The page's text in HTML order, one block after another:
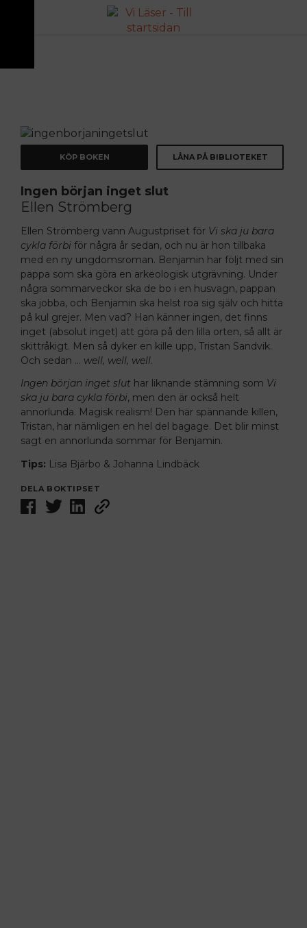
ANNONS
KÖP BOKEN LÅNA PÅ BIBLIOTEKET
Ingen början inget slut
Ellen Strömberg
Ellen Strömberg vann Augustpriset för Vi ska ju bara
cykla förbi för några år sedan, och nu är hon tillbaka
med en ny ungdomsroman. Benjamin har följt med sin
pappa som ska göra en arkeologisk utgrävning. Under
några sommarveckor ska de bo i en husvagn, pappan
ska jobba, och Benjamin ska helst roa sig själv och hitta
på kul grejer. Men vad? Han känner ingen, det finns
inget (absolut inget) att göra på den lilla orten, så allt är
skittråkigt. Men så dyker en kille upp, Tristan Sandvik.
Och sedan … well, well, well.
Ingen början inget slut har liknande stämning som Vi
ska ju bara cykla förbi, men den är också helt
annorlunda. Magisk realism! Den här spännande killen,
Tristan, har nämligen en hel del bagage. Det blir minst
sagt en annorlunda sommar för Benjamin.
Tips: Lisa Bjärbo & Johanna Lindbäck
DELA BOKTIPSET